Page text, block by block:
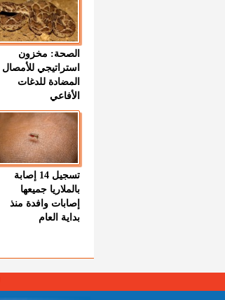
الصحة: مخزون
استراتيجي للأمصال
المضادة للدغات
الأفاعي
تسجيل 14 إصابة
بالملاريا جميعها
إصابات وافدة منذ
بداية العام